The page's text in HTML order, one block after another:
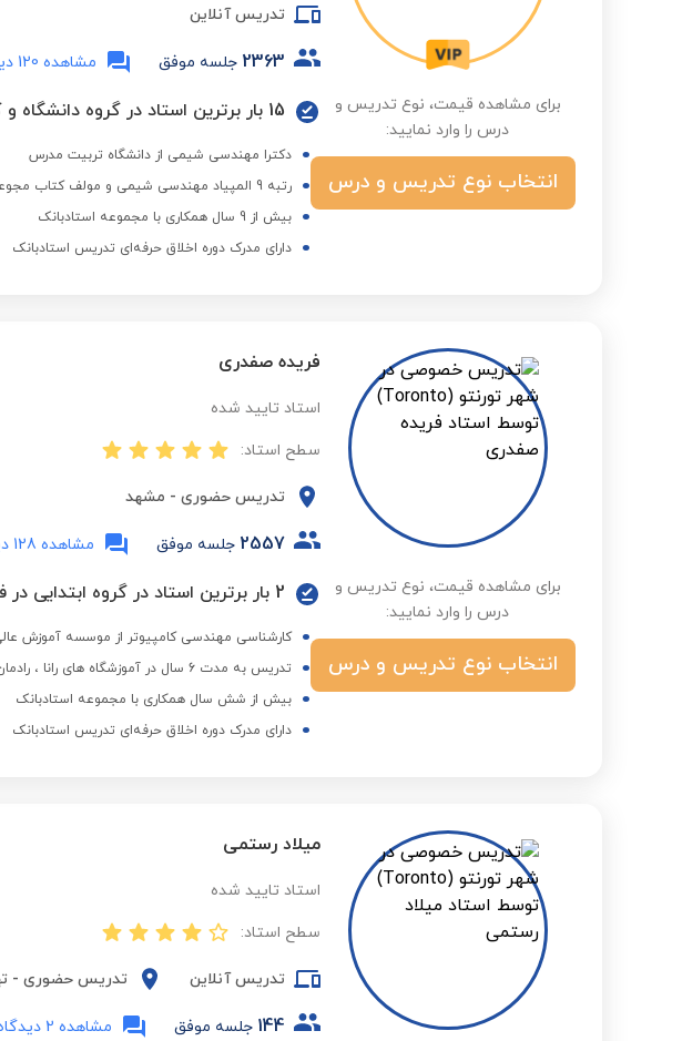
برای مشاهده قیمت، نوع تدریس و
درس را وارد نمایید:
انتخاب نوع تدریس و درس
تدریس آنلاین
2363 جلسه موفق مشاهده 120 دیدگاه
15 بار برترین استاد در گروه دانشگاه و کنکور ارشد در فصول مختلف
دکترا مهندسی شیمی از دانشگاه تربیت مدرس
رتبه 9 المپیاد مهندسی شیمی و مولف کتاب مجوعه کنکورهای کارشناسی ارشد مهندسی شیمی
بیش از 9 سال همکاری با مجموعه استادبانک
دارای مدرک دوره اخلاق حرفه‌ای تدریس استادبانک
برای مشاهده قیمت، نوع تدریس و
درس را وارد نمایید:
انتخاب نوع تدریس و درس
فریده صفدری
استاد تایید شده
سطح استاد:
تدریس حضوری - مشهد
2557 جلسه موفق مشاهده 128 دیدگاه
2 بار برترین استاد در گروه ابتدایی در فصول مختلف
کارشناسی مهندسی کامپیوتر از موسسه آموزش
تدریس به مدت 6 سال در آموزشگاه های رانا ، رادمان و نوبنیاد
بیش از شش سال همکاری با مجموعه استادبانک
دارای مدرک دوره اخلاق حرفه‌ای تدریس استادبانک
میلاد رستمی
استاد تایید شده
سطح استاد:
تدریس آنلاین تدریس حضوری -
144 جلسه موفق مشاهده 2 دیدگاه